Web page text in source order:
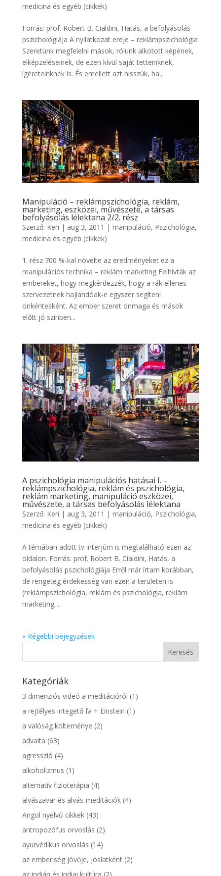
medicina és egyéb (cikkek)
Forrás: prof. Robert B. Cialdini, Hatás, a befolyásolás
pszichológiája A nyilatkozat ereje – reklámpszichológia
Szeretünk megfelelni mások, rólunk alkotott képének,
elképzeléseinek, de ezen kívül saját tetteinknek,
ígéreteinknek is. És emellett azt hisszük, ha...
Manipuláció – reklámpszichológia, reklám,
marketing, eszközei, művészete, a társas
befolyásolás lélektana 2/2. rész
Szerző: Keri | aug 3, 2011 | manipuláció, Pszichológia,
medicina és egyéb (cikkek)
1. rész 700 %-kal növelte az eredményeket ez a
manipulációs technika – reklám marketing Felhívták az
embereket, hogy megkérdezzék, hogy a rák ellenes
szervezetnek hajlandóak-e egyszer segíteni
önkéntesként. Az ember szeret önmaga és mások
előtt jó színben...
A pszichológia manipulációs hatásai I. –
reklámpszichológia, reklám és pszichológia,
reklám marketing, manipuláció eszközei,
művészete, a társas befolyásolás lélektana
Szerző: Keri | aug 3, 2011 | manipuláció, Pszichológia,
medicina és egyéb (cikkek)
A témában adott tv interjúm is megtalálható ezen az
oldalon. Forrás: prof. Robert B. Cialdini, Hatás, a
befolyásolás pszichológiája Erről már írtam korábban,
de rengeteg érdekesség van ezen a területen is
(reklámpszichológia, reklám és pszichológia, reklám
marketing,...
« Régebbi bejegyzések
Kategóriák
3 dimenziós videó a meditációról (1)
a rejtélyes integető fa + Einstein (1)
a valóság költeménye (2)
advaita (63)
agresszió (4)
alkoholizmus (1)
alternatív fizioterápia (4)
alvászavar és alvás-meditációk(4)
Angol nyelvű cikkek(43)
antropozófus orvoslás (2)
ayurvédikus orvoslás (14)
az emberiség jövője, jóslatként(2)